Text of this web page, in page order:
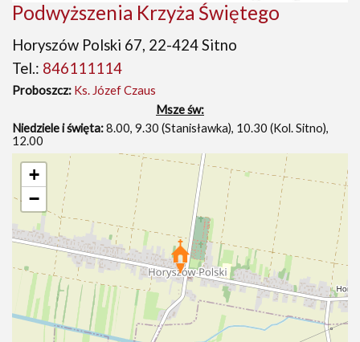
Podwyższenia Krzyża Świętego
Horyszów Polski 67, 22-424 Sitno
Tel.: 846111114
Proboszcz: Ks. Józef Czaus
Msze św:
Niedziele i święta:8.00, 9.30 (Stanisławka), 10.30 (Kol. Sitno),
12.00
+
−